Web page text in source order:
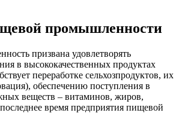
промышленности
призвана удовлетворять
в высококачественных продуктах
переработке сельхозпродуктов, их
обеспечению поступления в
веществ – витаминов, жиров,
время предприятия пищевой